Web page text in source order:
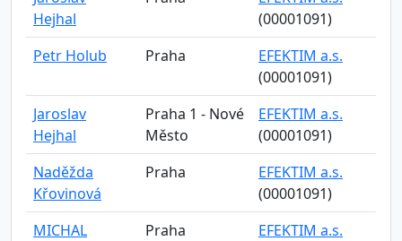
Hejhal
(00001091)
Petr Holub
Praha
EFEKTIM a.s.
(00001091)
Jaroslav
Hejhal
Praha 1 - Nové
Město
EFEKTIM a.s.
(00001091)
Naděžda
Křovinová
Praha
EFEKTIM a.s.
(00001091)
MICHAL
Praha
EFEKTIM a.s.